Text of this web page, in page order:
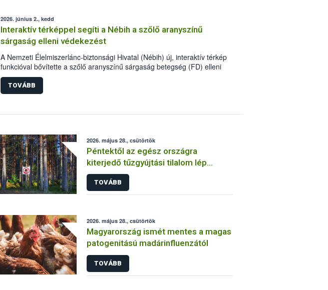
2026. június 2., kedd
Interaktív térképpel segíti a Nébih a szőlő aranyszínű
sárgaság elleni védekezést
A Nemzeti Élelmiszerlánc-biztonsági Hivatal (Nébih) új, interaktív térkép
funkcióval bővítette a szőlő aranyszínű sárgaság betegség (FD) elleni
eszköztárát. A fejlesztés célja, hogy a szőlősgazdákat naprakész
információkkal segítse a védekezésben. Az új térképes felületen időben
követhető a betegség terjedése, így gyorsabban és hatékonyabban
TOVÁBB
2026. május 28., csütörtök
Péntektől az egész országra
kiterjedő tűzgyújtási tilalom lép
életbe
TOVÁBB
2026. május 28., csütörtök
Magyarország ismét mentes a magas
patogenitású madárinfluenzától
TOVÁBB